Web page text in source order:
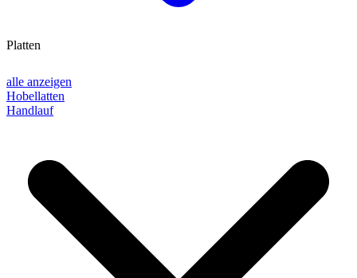
alle anzeigen
Hobellatten
Handlauf
Platten